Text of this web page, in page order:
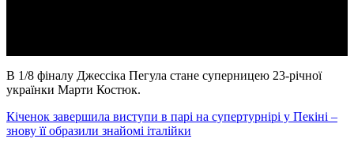
В 1/8 фіналу Джессіка Пегула стане суперницею 23-річної
українки Марти Костюк.
Кіченок завершила виступи в парі на супертурнірі у Пекіні –
знову її образили знайомі італійки